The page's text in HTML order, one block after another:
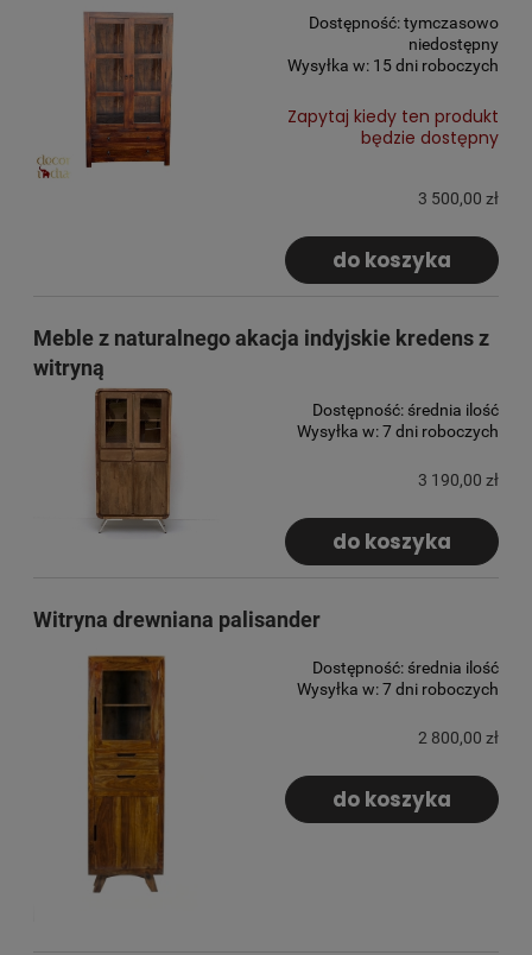
Dostępność:tymczasowo
niedostępny
Wysyłka w: 15 dni roboczych
Zapytaj kiedy ten produkt
będzie dostępny
3 500,00 zł
do koszyka
Meble z naturalnego akacja indyjskie kredens z
witryną
Dostępność: średnia ilość
Wysyłka w:7 dni roboczych
3 190,00 zł
do koszyka
Witryna drewniana palisander
Dostępność: średnia ilość
Wysyłka w:7 dni roboczych
2 800,00 zł
do koszyka